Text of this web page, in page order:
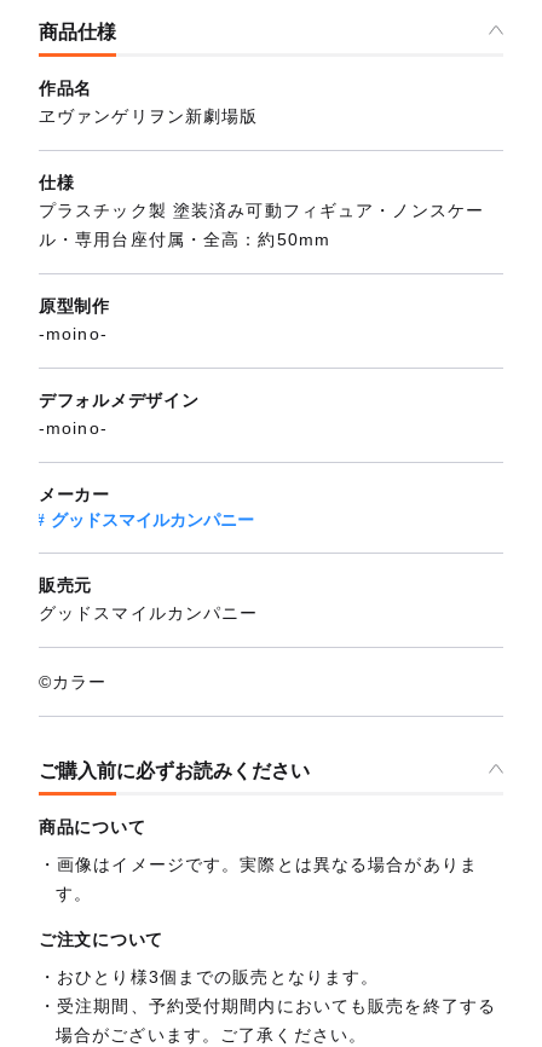
商品仕様
作品名
ヱヴァンゲリヲン新劇場版
仕様
プラスチック製 塗装済み可動フィギュア・ノンスケー
ル・専用台座付属・全高：約50mm
原型制作
-moino-
デフォルメデザイン
-moino-
メーカー
グッドスマイルカンパニー
販売元
グッドスマイルカンパニー
©カラー
ご購入前に必ずお読みください
商品について
画像はイメージです。実際とは異なる場合がありま
す。
ご注文について
おひとり様3個までの販売となります。
受注期間、予約受付期間内においても販売を終了する
場合がございます。ご了承ください。